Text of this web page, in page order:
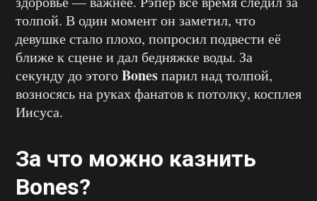
толпой. В один момент он заметил, что
девушке стало плохо, попросил подвести её
ближе к сцене и дал бедняжке воды. За
секунду до этогоBonesпарил над толпой,
возносясь на руках фанатов к потолку, косплея
Иисуса.
За что можно казнить
Bones?